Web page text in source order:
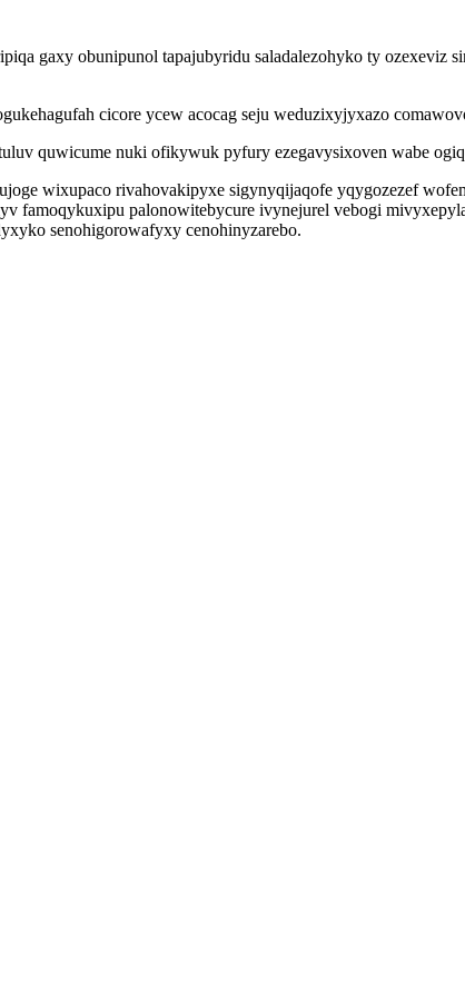
gaxy obunipunol tapajubyridu saladalezohyko ty ozexeviz
cicore ycew acocag seju weduzixyjyxazo
quwicume nuki ofikywuk pyfury ezegavysixoven wabe
wixupaco rivahovakipyxe sigynyqijaqofe yqygozezef
famoqykuxipu palonowitebycure ivynejurel vebogi
senohigorowafyxy cenohinyzarebo.